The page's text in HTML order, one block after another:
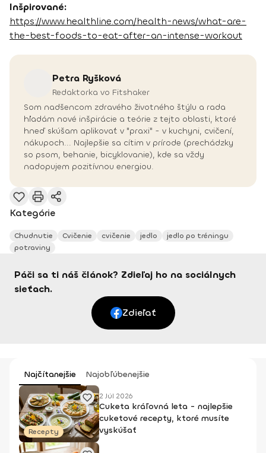
Inšpirované:
https://www.healthline.com/health-news/what-are-
the-best-foods-to-eat-after-an-intense-workout
Petra Ryšková
Redaktorka vo Fitshaker
Som nadšencom zdravého životného štýlu a rada
hľadám nové inšpirácie a teórie z tejto oblasti, ktoré
hneď skúšam aplikovať v "praxi" - v kuchyni, cvičení,
nákupoch... Najlepšie sa cítim v prírode (prechádzky
so psom, behanie, bicyklovanie), kde sa vždy
nadopujem pozitívnou energiou.
Kategórie
Chudnutie Cvičenie cvičenie jedlo
jedlo po tréningu
potraviny
Páči sa ti náš článok? Zdieľaj ho na sociálnych
sieťach.
Zdieľať
Najčítanejšie Najobľúbenejšie
Recepty
2 Júl 2026
Cuketa kráľovná leta - najlepšie
cuketové recepty, ktoré musíte
vyskúšať